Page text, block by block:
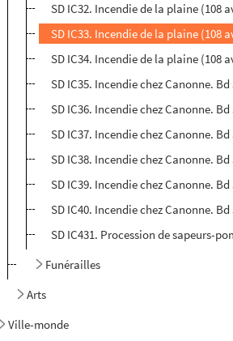
SD IC32. Incendie de la plaine (108
SD IC33. Incendie de la plaine (108
SD IC34. Incendie de la plaine (108
SD IC35. Incendie chez Canonne.
SD IC36. Incendie chez Canonne.
SD IC37. Incendie chez Canonne.
SD IC38. Incendie chez Canonne.
SD IC39. Incendie chez Canonne.
SD IC40. Incendie chez Canonne.
SD IC431. Procession de sapeurs-
Funérailles
Arts
Ville-monde